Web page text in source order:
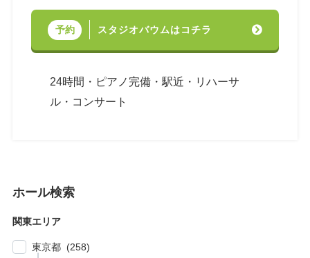
予約 スタジオバウムはコチラ
24時間・ピアノ完備・駅近・リハーサ
ル・コンサート
ホール検索
関東エリア
東京都 (258)